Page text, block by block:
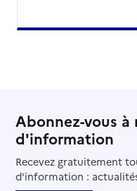
Abonnez-vous
d'information
Recevez gratuitement
d'information :